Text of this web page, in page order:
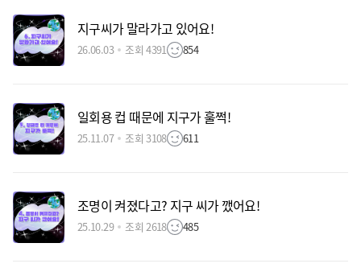
지구씨가 말라가고 있어요!
26.06.03 조회 4391 854
일회용 컵 때문에 지구가 훌쩍!
25.11.07 조회 3108 611
조명이 켜졌다고? 지구 씨가 깼어요!
25.10.29 조회 2618 485